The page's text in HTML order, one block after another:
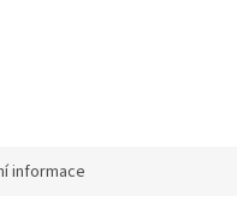
informace